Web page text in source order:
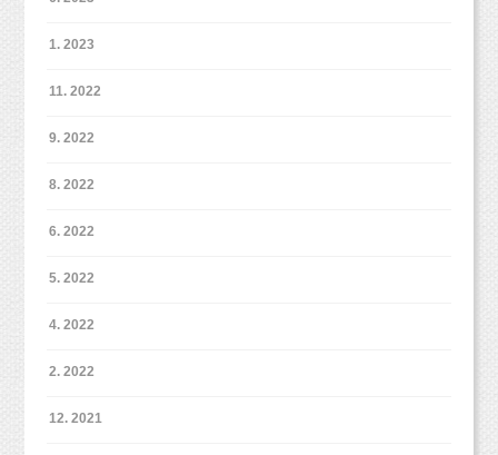
1. 2023
11. 2022
9. 2022
8. 2022
6. 2022
5. 2022
4. 2022
2. 2022
12. 2021